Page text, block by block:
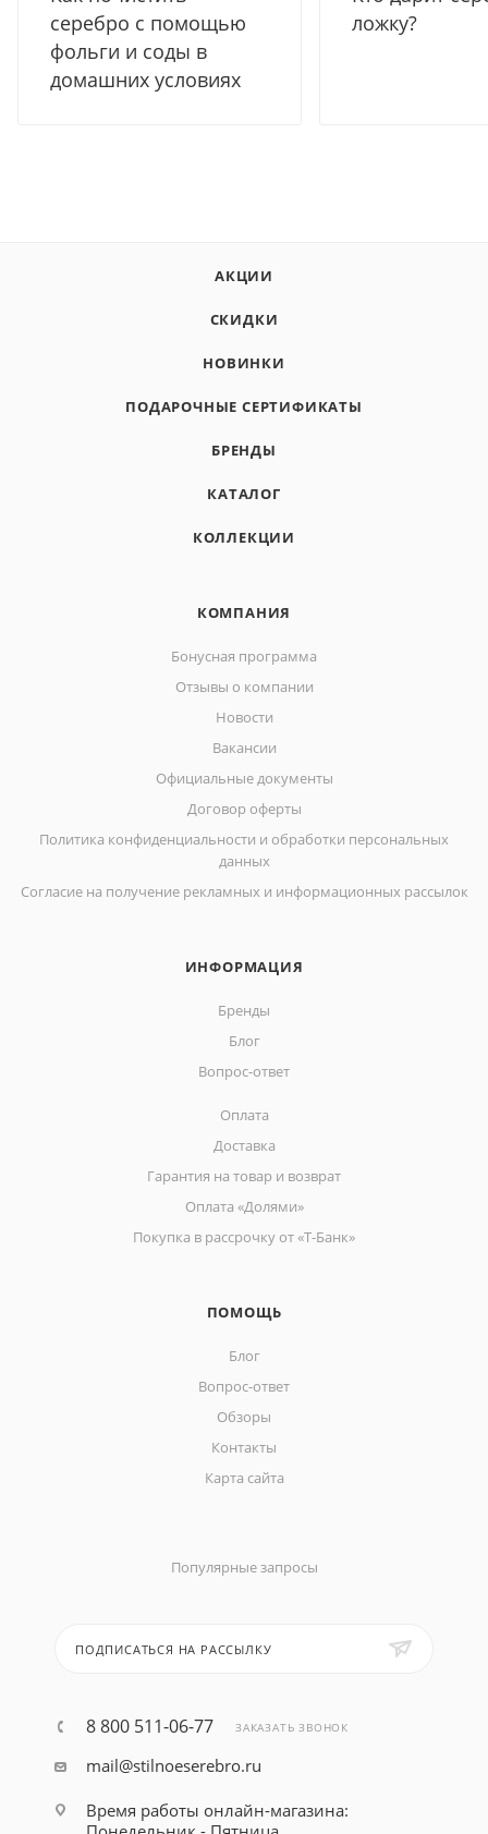
серебро с помощью
фольги и соды в
домашних условиях
ложку?
АКЦИИ
СКИДКИ
НОВИНКИ
ПОДАРОЧНЫЕ СЕРТИФИКАТЫ
БРЕНДЫ
КАТАЛОГ
КОЛЛЕКЦИИ
КОМПАНИЯ
Бонусная программа
Отзывы о компании
Новости
Вакансии
Официальные документы
Договор оферты
Политика конфиденциальности и обработки персональных
данных
Согласие на получение рекламных и информационных рассылок
ИНФОРМАЦИЯ
Бренды
Блог
Вопрос-ответ
Оплата
Доставка
Гарантия на товар и возврат
Оплата «Долями»
Покупка в рассрочку от «Т-Банк»
ПОМОЩЬ
Блог
Вопрос-ответ
Обзоры
Контакты
Карта сайта
Популярные запросы
ПОДПИСАТЬСЯ НА РАССЫЛКУ
8 800 511-06-77 ЗАКАЗАТЬ ЗВОНОК
mail@stilnoeserebro.ru
Время работы онлайн-магазина: